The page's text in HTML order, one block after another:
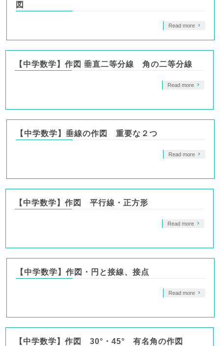
図
Read more
【中学数学】作図 垂直二等分線 角の二等分線
Read more
【中学数学】垂線の作図 重要な２つ
Read more
【中学数学】作図 平行線・正方形
Read more
【中学数学】作図・円と接線、接点
Read more
【中学数学】作図 30°・45° 有名角の作図